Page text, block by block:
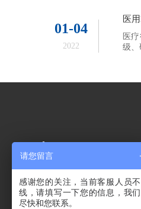
01-04
2022
医
医
级、
无锡卓曼克智能
网站首页
请您留言
感谢您的关注，当前客服人员
线，请填写一下您的信息，我
尽快和您联系。